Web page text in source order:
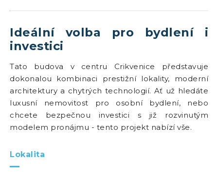
Ideální volba pro bydlení i
investici
Tato budova v centru Crikvenice představuje
dokonalou kombinaci prestižní lokality, moderní
architektury a chytrých technologií. Ať už hledáte
luxusní nemovitost pro osobní bydlení, nebo
chcete bezpečnou investici s již rozvinutým
modelem pronájmu - tento projekt nabízí vše.
Lokalita